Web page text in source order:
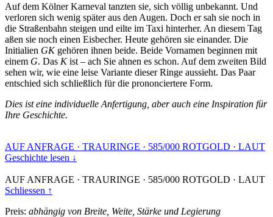
Auf dem Kölner Karneval tanzten sie, sich völlig unbekannt. Und
verloren sich wenig später aus den Augen. Doch er sah sie noch in
die Straßenbahn steigen und eilte im Taxi hinterher. An diesem Tag
aßen sie noch einen Eisbecher. Heute gehören sie einander. Die
Initialien GKgehören ihnen beide. Beide Vornamen beginnen mit
einem G. Das Kist – ach Sie ahnen es schon. Auf dem zweiten Bild
sehen wir, wie eine leise Variante dieser Ringe aussieht. Das Paar
entschied sich schließlich für die prononciertere Form.
Dies ist eine individuelle Anfertigung, aber auch eine Inspiration für
Ihre Geschichte.
AUF ANFRAGE · TRAURINGE · 585/000 ROTGOLD · LAUT
Geschichte lesen ↓
AUF ANFRAGE · TRAURINGE · 585/000 ROTGOLD · LAUT
Schliessen ↑
Preis: abhängig von Breite, Weite, Stärke und Legierung